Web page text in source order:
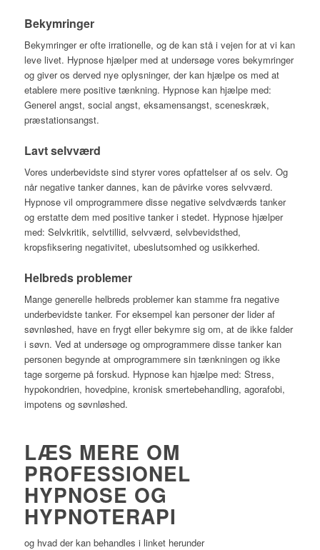
Bekymringer
Bekymringer er ofte irrationelle, og de kan stå i vejen for at vi kan
leve livet. Hypnose hjælper med at undersøge vores bekymringer
og giver os derved nye oplysninger, der kan hjælpe os med at
etablere mere positive tænkning. Hypnose kan hjælpe med:
Generel angst, social angst, eksamensangst, sceneskræk,
præstationsangst.
Lavt selvværd
Vores underbevidste sind styrer vores opfattelser af os selv. Og
når negative tanker dannes, kan de påvirke vores selvværd.
Hypnose vil omprogrammere disse negative selvdværds tanker
og erstatte dem med positive tanker i stedet. Hypnose hjælper
med: Selvkritik, selvtillid, selvværd, selvbevidsthed,
kropsfiksering negativitet, ubeslutsomhed og usikkerhed.
Helbreds problemer
Mange generelle helbreds problemer kan stamme fra negative
underbevidste tanker. For eksempel kan personer der lider af
søvnløshed, have en frygt eller bekymre sig om, at de ikke falder
i søvn. Ved at undersøge og omprogrammere disse tanker kan
personen begynde at omprogrammere sin tænkningen og ikke
tage sorgerne på forskud. Hypnose kan hjælpe med: Stress,
hypokondrien, hovedpine, kronisk smertebehandling, agorafobi,
impotens og søvnløshed.
LÆS MERE OM
PROFESSIONEL
HYPNOSE OG
HYPNOTERAPI
og hvad der kan behandles i linket herunder